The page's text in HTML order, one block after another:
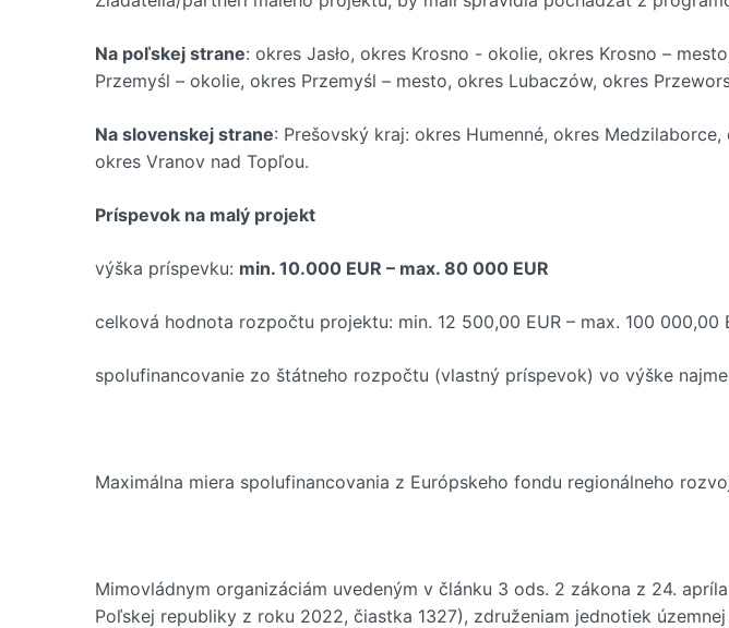
Na poľskej strane: okres Jasło, okres Krosno - okolie, okres Krosno –
Przemyśl – okolie, okres Przemyśl – mesto, okres Lubaczów, okres
Na slovenskej strane: Prešovský kraj: okres Humenné, okres
okres Vranov nad Topľou.
Príspevok na malý projekt
výška príspevku: min. 10.000 EUR – max. 80 000 EUR
celková hodnota rozpočtu projektu: min. 12 500,00 EUR – max. 100 000,00
spolufinancovanie zo štátneho rozpočtu (vlastný príspevok) vo výške
Maximálna miera spolufinancovania z Európskeho fondu regionálneho
Mimovládnym organizáciám uvedeným v článku 3 ods. 2 zákona z 24.
Poľskej republiky z roku 2022, čiastka 1327), združeniam jednotiek